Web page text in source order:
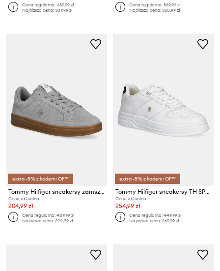
Cena regularna:489,99 zł
Najniższa cena:309,99 zł
Cena regularna:569,99 zł
Najniższa cena:350,99 zł
extra -5% z kodem: OFF*
Tommy Hilfiger sneakersy zamszowe TH HERITAGE COURT SNEAKER SUEDE
Cena aktualna:
204,99 zł
Cena regularna:409,99 zł
Najniższa cena:224,99 zł
extra -5% z kodem: OFF*
Tommy Hilfiger sneakersy TH SPORTY CUPSOLE CORP
Cena aktualna:
254,99 zł
Cena regularna:449,99 zł
Najniższa cena:269,99 zł